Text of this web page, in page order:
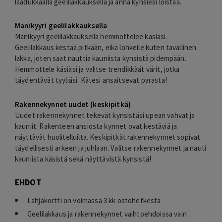
Manikyyri geelilakkauksella
Manikyyri geelilakkauksella hemmottelee käsiäsi.
Geelilakkaus kestää pitkään, eikä lohkeile kuten tavallinen
lakka, joten saat nauttia kauniista kynsistä pidempään.
Hemmottele käsiäsi ja valitse trendikkäät värit, jotka
täydentävät tyyliäsi. Kätesi ansaitsevat parasta!
Rakennekynnet uudet (keskipitkä)
Uudet rakennekynnet tekevät kynsistäsi upean vahvat ja
kauniit. Rakenteen ansiosta kynnet ovat kestäviä ja
näyttävät huolitelluilta. Keskipitkät rakennekynnet sopivat
täydellisesti arkeen ja juhlaan. Valitse rakennekynnet ja nauti
kauniista käsistä sekä näyttävistä kynsistä!
EHDOT
Lahjakortti on voimassa 3 kk ostohetkestä
Geelilakkaus ja rakennekynnet vaihtoehdoissa vain